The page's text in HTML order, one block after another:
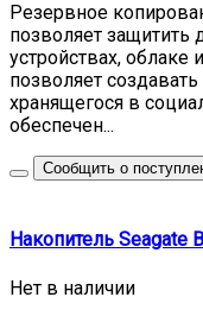
Резервное
позволяет
устройствах, облаке
позволяет
хранящегося в
обеспечен...
Сообщить о
Накопитель Seagate
Нет в наличии